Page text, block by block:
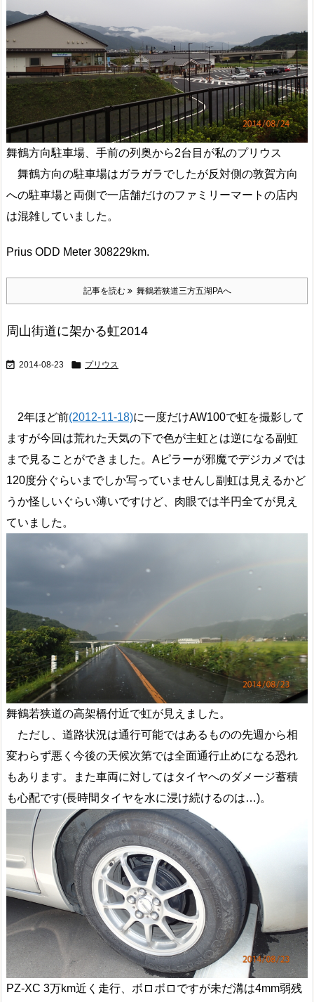
舞鶴方向駐車場、手前の列奥から2台目が私のプリウス
舞鶴方向の駐車場はガラガラでしたが反対側の敦賀方向
への駐車場と両側で一店舗だけのファミリーマートの店内
は混雑していました。
Prius ODD Meter 308229km.
記事を読む 舞鶴若狭道三方五湖PAへ
周山街道に架かる虹2014
 2014-08-23  プリウス
2年ほど前(2012-11-18)に一度だけAW100で虹を撮影して
ますが今回は荒れた天気の下で色が主虹とは逆になる副虹
まで見ることができました。Aピラーが邪魔でデジカメでは
120度分ぐらいまでしか写っていませんし副虹は見えるかど
うか怪しいぐらい薄いですけど、肉眼では半円全てが見え
ていました。
舞鶴若狭道の高架橋付近で虹が見えました。
ただし、道路状況は通行可能ではあるものの先週から相
変わらず悪く今後の天候次第では全面通行止めになる恐れ
もあります。また車両に対してはタイヤへのダメージ蓄積
も心配です(長時間タイヤを水に浸け続けるのは…)。
PZ-XC 3万km近く走行、ボロボロですが未だ溝は4mm弱残